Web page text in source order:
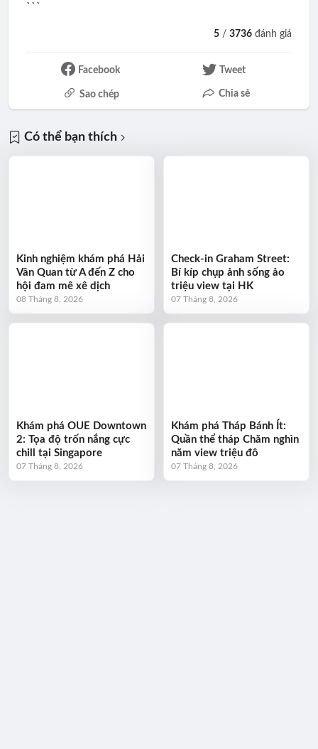
```
5 /3736 đánh giá
Facebook Tweet
Sao chép Chia sẻ
Có thể bạn thích
Kinh nghiệm khám phá Hải
Vân Quan từ A đến Z cho
hội đam mê xê dịch
08 Tháng 8, 2026
Check-in Graham Street:
Bí kíp chụp ảnh sống ảo
triệu view tại HK
07 Tháng 8, 2026
Khám phá OUE Downtown
2: Tọa độ trốn nắng cực
chill tại Singapore
07 Tháng 8, 2026
Khám phá Tháp Bánh Ít:
Quần thể tháp Chăm nghìn
năm view triệu đô
07 Tháng 8, 2026